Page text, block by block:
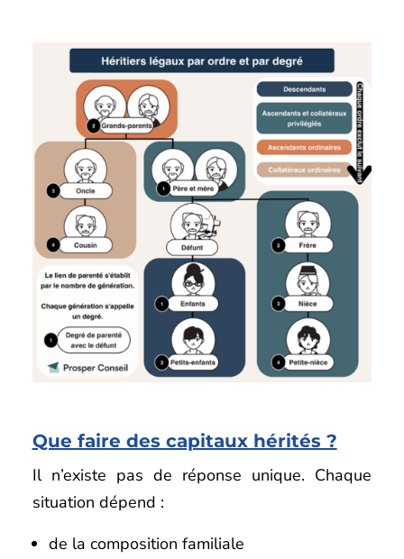
Que faire des capitaux hérités ?
Il n’existe pas de réponse unique. Chaque
situation dépend :
de la composition familiale